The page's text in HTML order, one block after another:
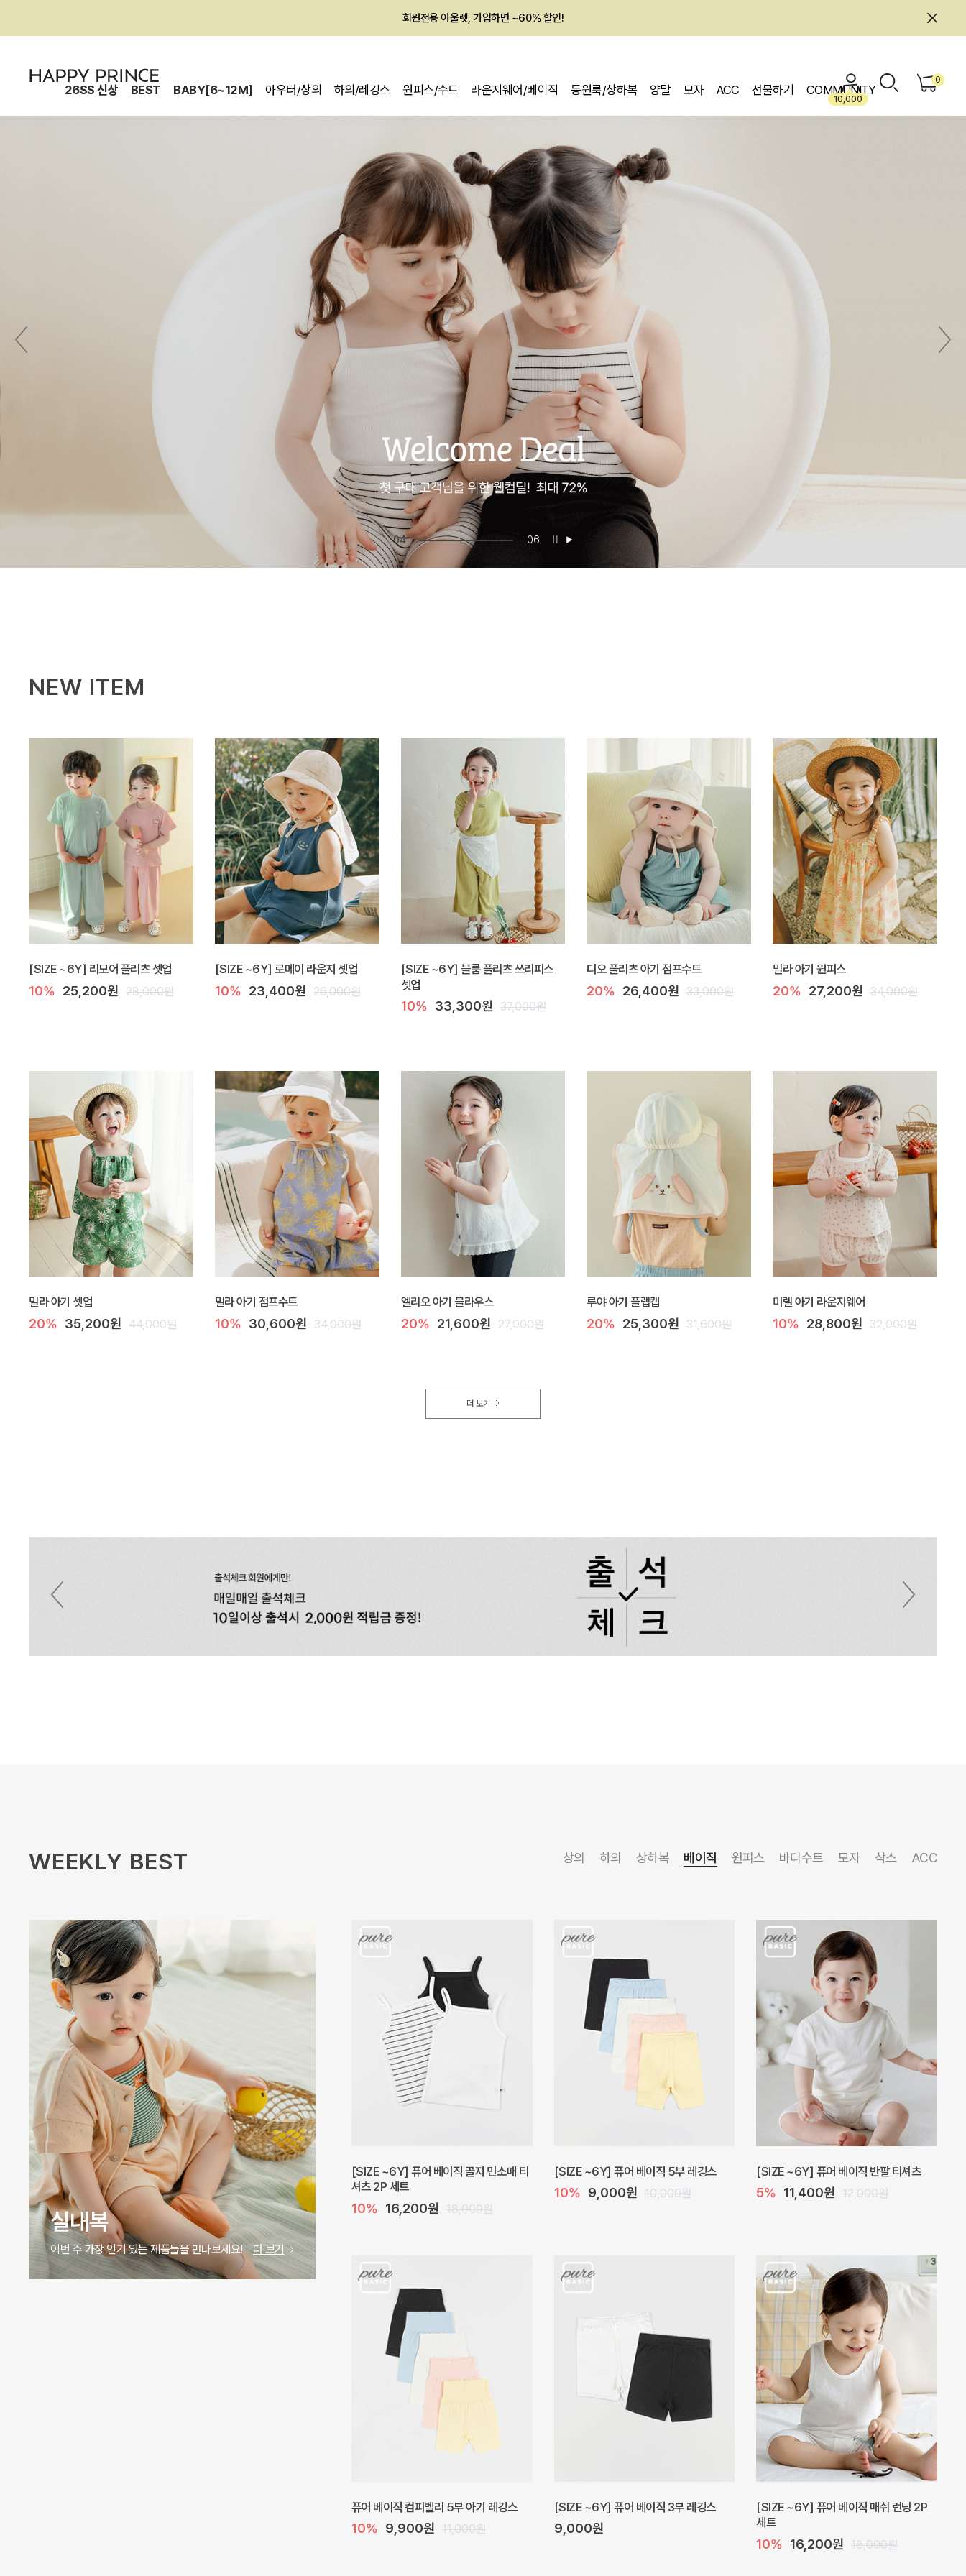
멤버십 최대 28,000원 혜택
26SS 신상 BEST BABY[6~12M] 아우터/상의 하의/레깅스 원피스/수트 라운지웨어/베이직 등원룩/상하복 양말 모자 ACC 선물하기 COMMUNITY
10,000
0
05 06
NEW ITEM
[SIZE ~6Y] 리모어 플리츠 셋업
10% 25,200원 28,000원
[SIZE ~6Y] 로메이 라운지 셋업
10% 23,400원 26,000원
[SIZE ~6Y] 블룸 플리츠 쓰리피스
셋업
10% 33,300원 37,000원
디오 플리츠 아기 점프수트
20% 26,400원 33,000원
밀라 아기 원피스
20% 27,200원 34,000원
밀라 아기 셋업
20% 35,200원 44,000원
밀라 아기 점프수트
10% 30,600원 34,000원
엘리오 아기 블라우스
20% 21,600원 27,000원
루야 아기 플랩캡
20% 25,300원 31,600원
미렐 아기 라운지웨어
10% 28,800원 32,000원
더 보기
WEEKLY BEST 상의 하의 상하복 베이직 원피스 바디수트 모자 삭스 ACC
원피스
이번 주 가장 인기 있는 제품들을 만나보세요! 더 보기
캐더린 뷔스티에 미니 아기 원피스
10% 24,300원
[SIZE ~6Y] 베르 원피스
10% 28,800원 32,000원
프로리 뷔스티에 미니 아기 원피스
20% 20,800원 26,000원
20% 29,600원 37,000원 5% 39,000원 41,000원 20% 27,200원 34,000원